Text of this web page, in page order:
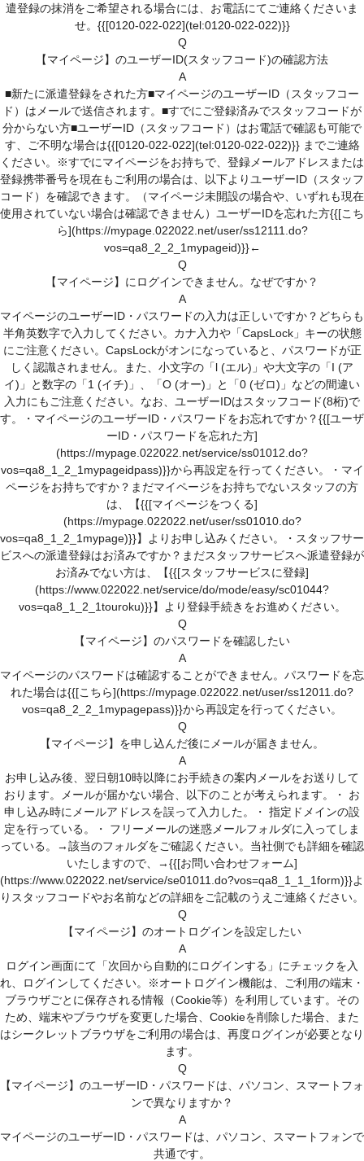
遣登録の抹消をご希望される場合には、お電話にてご連絡くださいま
せ。{{[0120-022-022](tel:0120-022-022)}}
Q
【マイページ】のユーザーID(スタッフコード)の確認方法
A
■新たに派遣登録をされた方■マイページのユーザーID（スタッフコー
ド）はメールで送信されます。■すでにご登録済みでスタッフコードが
分からない方■ユーザーID（スタッフコード）はお電話で確認も可能で
す、ご不明な場合は{{[0120-022-022](tel:0120-022-022)}} までご連絡
ください。※すでにマイページをお持ちで、登録メールアドレスまたは
登録携帯番号を現在もご利用の場合は、以下よりユーザーID（スタッフ
コード）を確認できます。（マイページ未開設の場合や、いずれも現在
使用されていない場合は確認できません）ユーザーIDを忘れた方{{[こち
ら](https://mypage.022022.net/user/ss12111.do?
vos=qa8_2_2_1mypageid)}}←
Q
【マイページ】にログインできません。なぜですか？
A
マイページのユーザーID・パスワードの入力は正しいですか？どちらも
半角英数字で入力してください。カナ入力や「CapsLock」キーの状態
にご注意ください。CapsLockがオンになっていると、パスワードが正
しく認識されません。また、小文字の「l (エル)」や大文字の「I (ア
イ)」と数字の「1 (イチ)」、「O (オー)」と「0 (ゼロ)」などの間違い
入力にもご注意ください。なお、ユーザーIDはスタッフコード(8桁)で
す。・マイページのユーザーID・パスワードをお忘れですか？{{[ユーザ
ーID・パスワードを忘れた方]
(https://mypage.022022.net/service/ss01012.do?
vos=qa8_1_2_1mypageidpass)}}から再設定を行ってください。・マイ
ページをお持ちですか？まだマイページをお持ちでないスタッフの方
は、【{{[マイページをつくる]
(https://mypage.022022.net/user/ss01010.do?
vos=qa8_1_2_1mypage)}}】よりお申し込みください。・スタッフサー
ビスへの派遣登録はお済みですか？まだスタッフサービスへ派遣登録が
お済みでない方は、【{{[スタッフサービスに登録]
(https://www.022022.net/service/do/mode/easy/sc01044?
vos=qa8_1_2_1touroku)}}】より登録手続きをお進めください。
Q
【マイページ】のパスワードを確認したい
A
マイページのパスワードは確認することができません。パスワードを忘
れた場合は{{[こちら](https://mypage.022022.net/user/ss12011.do?
vos=qa8_2_2_1mypagepass)}}から再設定を行ってください。
Q
【マイページ】を申し込んだ後にメールが届きません。
A
お申し込み後、翌日朝10時以降にお手続きの案内メールをお送りして
おります。メールが届かない場合、以下のことが考えられます。・ お
申し込み時にメールアドレスを誤って入力した。・ 指定ドメインの設
定を行っている。・ フリーメールの迷惑メールフォルダに入ってしま
っている。→該当のフォルダをご確認ください。当社側でも詳細を確認
いたしますので、→{{[お問い合わせフォーム]
(https://www.022022.net/service/se01011.do?vos=qa8_1_1_1form)}}よ
りスタッフコードやお名前などの詳細をご記載のうえご連絡ください。
Q
【マイページ】のオートログインを設定したい
A
ログイン画面にて「次回から自動的にログインする」にチェックを入
れ、ログインしてください。※オートログイン機能は、ご利用の端末・
ブラウザごとに保存される情報（Cookie等）を利用しています。その
ため、端末やブラウザを変更した場合、Cookieを削除した場合、また
はシークレットブラウザをご利用の場合は、再度ログインが必要となり
ます。
Q
【マイページ】のユーザーID・パスワードは、パソコン、スマートフォ
ンで異なりますか？
A
マイページのユーザーID・パスワードは、パソコン、スマートフォンで
共通です。